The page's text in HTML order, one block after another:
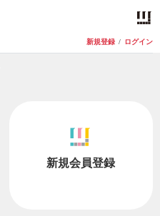
新規登録 / ログイン
新規会員登録